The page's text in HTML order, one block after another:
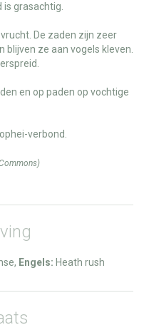
is grasachtig.
De zaden zijn zeer
blijven ze aan vogels kleven.
en op paden op vochtige
verbond.
)
Engels: Heath rush